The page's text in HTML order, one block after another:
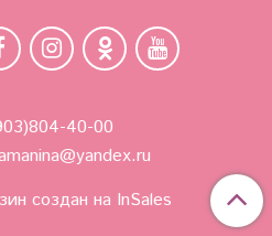
40-00
создан на InSales